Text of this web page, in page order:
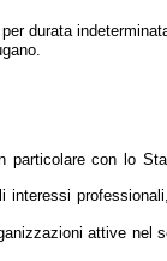
durata
particolare con lo
interessi
attive nel